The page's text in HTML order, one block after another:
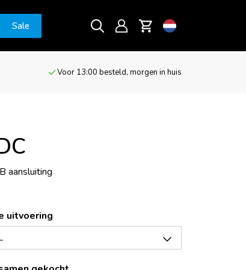
Sale
Voor 13:00 besteld, morgen in huis
aansluiting
uitvoering